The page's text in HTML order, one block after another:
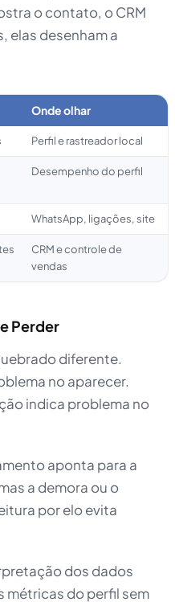
o contato, o CRM
elas desenham a
Onde olhar
Perfil e rastreador local
Desempenho do perfil
WhatsApp, ligações, site
CRM e controle de
vendas
Perder
diferente.
no aparecer.
indica problema no
aponta para a
a demora ou o
por elo evita
dos dados
métricas do perfil sem